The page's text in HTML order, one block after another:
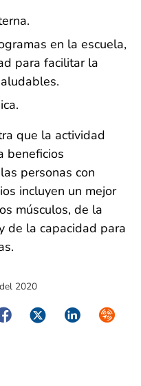
en la escuela,
para facilitar la
que la actividad
beneficios
personas con
incluyen un mejor
músculos, de la
de la capacidad para
2020
TwitterLinkedIn